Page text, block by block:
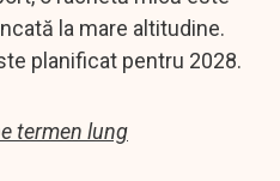
la mare altitudine.
planificat pentru 2028.
termen lung